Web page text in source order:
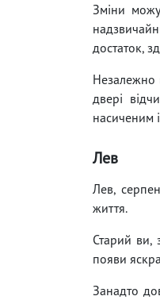
Зміни
достаток,
Незалежно
двері
насиченим
Лев
Лев,
життя.
Старий ви,
появи
Занадто